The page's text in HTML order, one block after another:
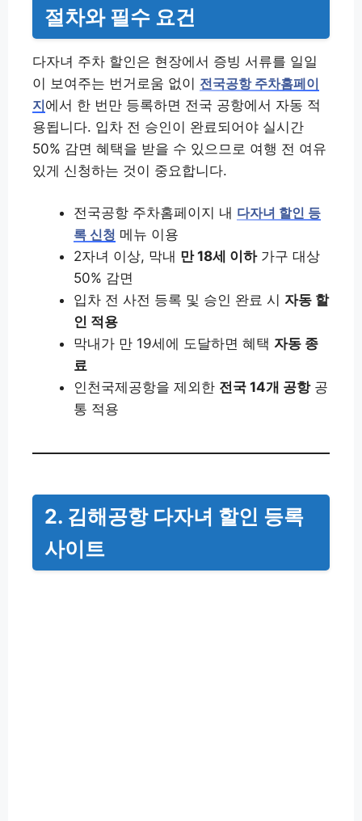
절차와 필수 요건
다자녀 주차 할인은 현장에서 증빙 서류를 일일
이 보여주는 번거로움 없이 전국공항 주차홈페이
지 에서 한 번만 등록하면 전국 공항에서 자동 적
용됩니다. 입차 전 승인이 완료되어야 실시간
50% 감면 혜택을 받을 수 있으므로 여행 전 여유
있게 신청하는 것이 중요합니다.
전국공항 주차홈페이지 내 다자녀 할인 등
록 신청 메뉴 이용
2자녀 이상, 막내 만 18세 이하가구 대상
50% 감면
입차 전 사전 등록 및 승인 완료 시 자동 할
인 적용
막내가 만 19세에 도달하면 혜택 자동 종
료
인천국제공항을 제외한 전국 14개 공항공
통 적용
2. 김해공항 다자녀 할인 등록
사이트